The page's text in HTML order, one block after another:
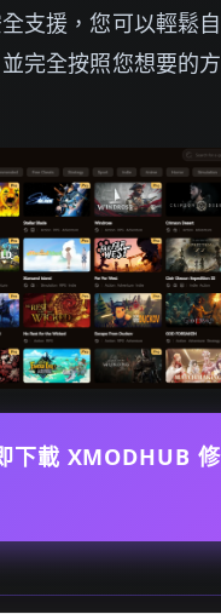
支援，您可以輕鬆
完全按照您想要的
下載 XMODHUB